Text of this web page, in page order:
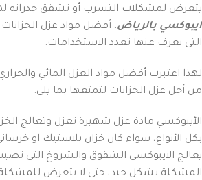
يتعرض لمشكلات التسرب أو تشقق جدرانه
ايبوكسي بالرياض، أفضل مواد عزل
التي يعرف عنها تعدد الاستخدامات.
لهذا اعتبرت أفضل مواد العزل المائي
من أجل عزل الخزانات لتمتعها بما يلي:
الأيبوكسي مادة عزل شهيرة تعزل وتعالج
بكل الأنواع، سواء كان خزان بلاستيك او
يعالج الايبوكسي الشقوق والشروخ التي
المشكلة بشكل جيد، حتى لا يتعرض للمشكلة